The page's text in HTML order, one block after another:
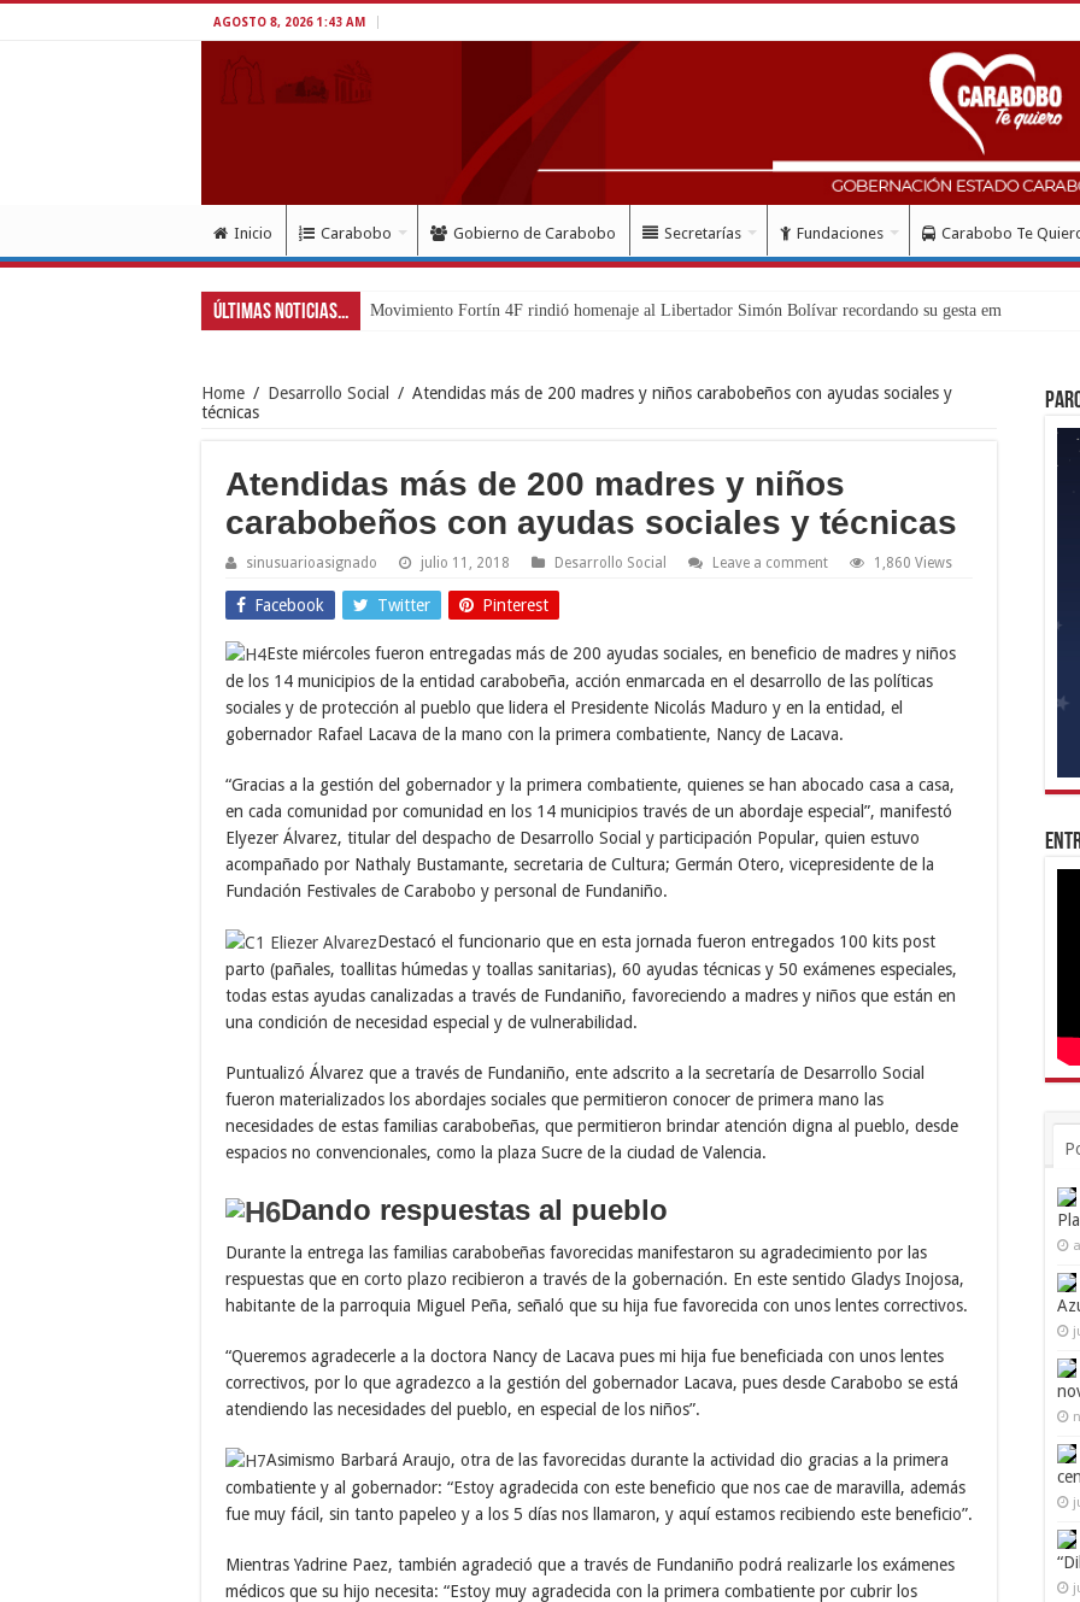
AGOSTO 8, 2026 1:43 AM
Inicio Carabobo Gobierno de Carabobo Secretarías Fundaciones Carabobo Te
Últimas Noticias... Exitoso despliegue de salud
Home / Desarrollo Social / Atendidas más de 200 madres y niños carabobeños con ayudas sociales y
técnicas
Atendidas más de 200 madres y niños
carabobeños con ayudas sociales y técnicas
sinusuarioasignado julio 11, 2018 Desarrollo Social Leave a comment 1,860 Views
Facebook Twitter Pinterest
Este miércoles fueron entregadas más de 200 ayudas sociales, en beneficio de madres y niños
de los 14 municipios de la entidad carabobeña, acción enmarcada en el desarrollo de las políticas
sociales y de protección al pueblo que lidera el Presidente Nicolás Maduro y en la entidad, el
gobernador Rafael Lacava de la mano con la primera combatiente, Nancy de Lacava.
“Gracias a la gestión del gobernador y la primera combatiente, quienes se han abocado casa a casa,
en cada comunidad por comunidad en los 14 municipios través de un abordaje especial”, manifestó
Elyezer Álvarez, titular del despacho de Desarrollo Social y participación Popular, quien estuvo
acompañado por Nathaly Bustamante, secretaria de Cultura; Germán Otero, vicepresidente de la
Fundación Festivales de Carabobo y personal de Fundaniño.
Destacó el funcionario que en esta jornada fueron entregados 100 kits post
parto (pañales, toallitas húmedas y toallas sanitarias), 60 ayudas técnicas y 50 exámenes especiales,
todas estas ayudas canalizadas a través de Fundaniño, favoreciendo a madres y niños que están en
una condición de necesidad especial y de vulnerabilidad.
Puntualizó Álvarez que a través de Fundaniño, ente adscrito a la secretaría de Desarrollo Social
fueron materializados los abordajes sociales que permitieron conocer de primera mano las
necesidades de estas familias carabobeñas, que permitieron brindar atención digna al pueblo, desde
espacios no convencionales, como la plaza Sucre de la ciudad de Valencia.
Dando respuestas al pueblo
Durante la entrega las familias carabobeñas favorecidas manifestaron su agradecimiento por las
respuestas que en corto plazo recibieron a través de la gobernación. En este sentido Gladys Inojosa,
habitante de la parroquia Miguel Peña, señaló que su hija fue favorecida con unos lentes correctivos.
“Queremos agradecerle a la doctora Nancy de Lacava pues mi hija fue beneficiada con unos lentes
correctivos, por lo que agradezco a la gestión del gobernador Lacava, pues desde Carabobo se está
atendiendo las necesidades del pueblo, en especial de los niños”.
Asimismo Barbará Araujo, otra de las favorecidas durante la actividad dio gracias a la primera
combatiente y al gobernador: “Estoy agradecida con este beneficio que nos cae de maravilla, además
fue muy fácil, sin tanto papeleo y a los 5 días nos llamaron, y aquí estamos recibiendo este beneficio”.
Mientras Yadrine Paez, también agradeció que a través de Fundaniño podrá realizarle los exámenes
médicos que su hijo necesita: “Estoy muy agradecida con la primera combatiente por cubrir los